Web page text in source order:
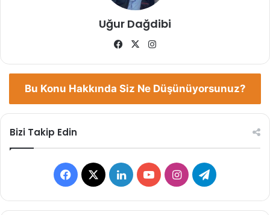
Uğur Dağdibi
Facebook
X
Bu Konu Hakkında Siz Ne Düşünüyorsunuz?
Bizi Takip Edin
Facebook
X LinkedInYouTubeInstagramTelegram